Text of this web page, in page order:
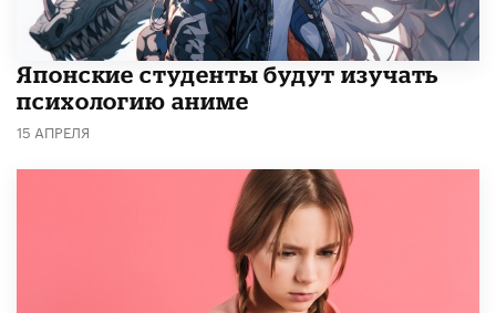
Японские студенты будут изучать
психологию аниме
15 АПРЕЛЯ